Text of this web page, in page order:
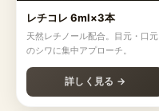
レチコレ 6ml×3本
天然レチノール配合。目元・口元
のシワに集中アプローチ。
詳しく見る →